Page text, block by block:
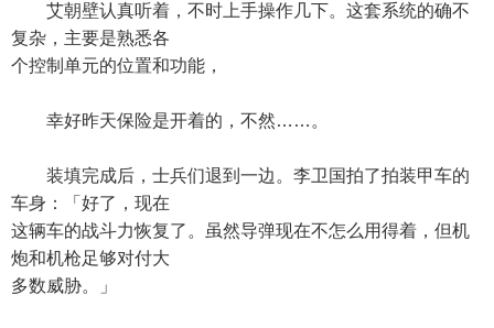
艾朝壁认真听着，不时上手操作几下。这套系统的确不
复杂，主要是熟悉各
个控制单元的位置和功能，
幸好昨天保险是开着的，不然……。
装填完成后，士兵们退到一边。李卫国拍了拍装甲车的
车身：「好了，现在
这辆车的战斗力恢复了。虽然导弹现在不怎么用得着，但机
炮和机枪足够对付大
多数威胁。」